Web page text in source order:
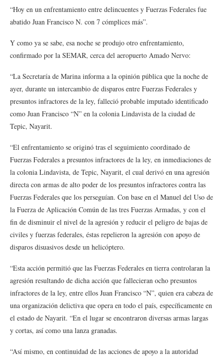
“Hoy en un enfrentamiento entre delincuentes y Fuerzas Federales fue
abatido Juan Francisco N. con 7 cómplices más”.
Y como ya se sabe, esa noche se produjo otro enfrentamiento,
confirmado por la SEMAR, cerca del aeropuerto Amado Nervo:
“La Secretaría de Marina informa a la opinión pública que la noche de
ayer, durante un intercambio de disparos entre Fuerzas Federales y
presuntos infractores de la ley, falleció probable imputado identificado
como Juan Francisco “N” en la colonia Lindavista de la ciudad de
Tepic, Nayarit.
“El enfrentamiento se originó tras el seguimiento coordinado de
Fuerzas Federales a presuntos infractores de la ley, en inmediaciones de
la colonia Lindavista, de Tepic, Nayarit, el cual derivó en una agresión
directa con armas de alto poder de los presuntos infractores contra las
Fuerzas Federales que los perseguían. Con base en el Manuel del Uso de
la Fuerza de Aplicación Común de las tres Fuerzas Armadas, y con el
fin de disminuir el nivel de la agresión y reducir el peligro de bajas de
civiles y fuerzas federales, éstas repelieron la agresión con apoyo de
disparos disuasivos desde un helicóptero.
“Esta acción permitió que las Fuerzas Federales en tierra controlaran la
agresión resultando de dicha acción que fallecieran ocho presuntos
infractores de la ley, entre ellos Juan Francisco “N”, quien era cabeza de
una organización delictiva que opera en todo el país, específicamente en
el estado de Nayarit. “En el lugar se encontraron diversas armas largas
y cortas, así como una lanza granadas.
“Así mismo, en continuidad de las acciones de apoyo a la autoridad